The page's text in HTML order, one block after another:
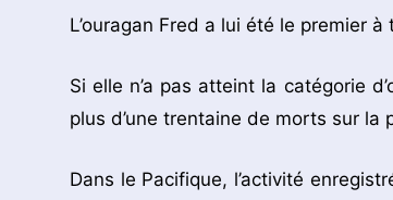
L’ouragan Fred a lui été le premier
Si elle n’a pas atteint la catégorie
plus d’une trentaine de morts sur
Dans le Pacifique, l’activité